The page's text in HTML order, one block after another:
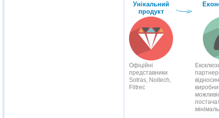
Унікальний
продукт
Офіційні
представники
Sotras, Noitech,
Filtrec